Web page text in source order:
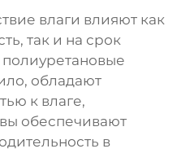
влаги влияют как
так и на срок
обладают
к влаге,
обеспечивают
в